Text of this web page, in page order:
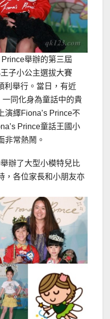
舉辦的第三屆
子小公主選拔大賽
利舉行。當日，有近
同化身為童話中的貴
演繹Fiona’s Prince不
Prince童話王國小
非常熱鬧。
辦了大型小模特兒比
，各位家長和小朋友亦